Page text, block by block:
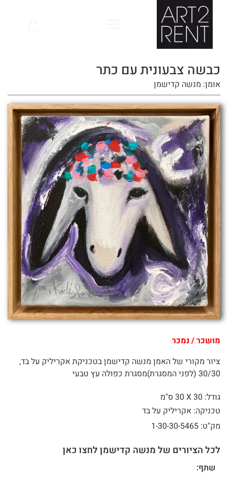
כבשה צבעונית עם כתר
אומן: מנשה קדישמן
מושכר / נמכר
ציור מקורי של האמן מנשה קדישמן בטכניקת אקריליק על בד,
30/30 (לפני המסגרת)מסגרת כפולה עץ טבעי
גודל: 30 X
30 ס"מ
טכניקה: אקריליק על בד
מק"ט: 1-30-30-5465
לכל הציורים של מנשה קדישמן לחצו כאן
שתף: